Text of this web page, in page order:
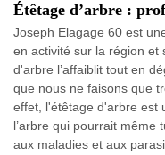
Étêtage d’arbre :
Joseph Elagage 60 est
en activité sur la région et
d'arbre l’affaiblit tout en
que nous ne faisons que
effet, l'étêtage d'arbre est
l’arbre qui pourrait même
aux maladies et aux